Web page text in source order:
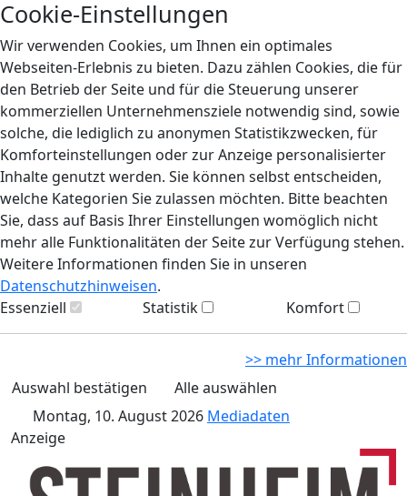
Cookie-Einstellungen
Wir verwenden Cookies, um Ihnen ein optimales
Webseiten-Erlebnis zu bieten. Dazu zählen Cookies, die für
den Betrieb der Seite und für die Steuerung unserer
kommerziellen Unternehmensziele notwendig sind, sowie
solche, die lediglich zu anonymen Statistikzwecken, für
Komforteinstellungen oder zur Anzeige personalisierter
Inhalte genutzt werden. Sie können selbst entscheiden,
welche Kategorien Sie zulassen möchten. Bitte beachten
Sie, dass auf Basis Ihrer Einstellungen womöglich nicht
mehr alle Funktionalitäten der Seite zur Verfügung stehen.
Weitere Informationen finden Sie in unseren
Datenschutzhinweisen.
Essenziell
Statistik Komfort
>> mehr Informationen
Auswahl bestätigen
Alle auswählen
Montag, 10. August 2026 Mediadaten
Anzeige